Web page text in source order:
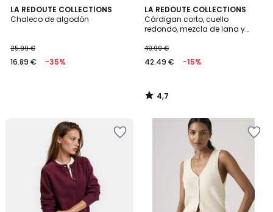
LA REDOUTE COLLECTIONS
Chaleco de algodón
25.99 €
16.89 € -35%
LA REDOUTE COLLECTIONS
Cárdigan corto, cuello
redondo, mezcla de lana y
49.99 €
42.49 € -15%
4,7
/ 5
4,7
/